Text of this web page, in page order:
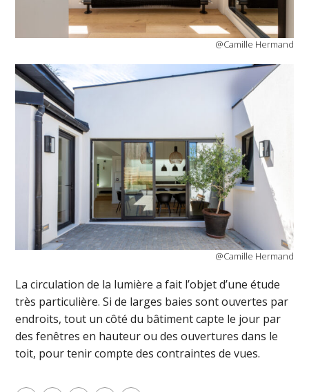
@Camille Hermand
@Camille Hermand
La circulation de la lumière a fait l’objet d’une étude
très particulière. Si de larges baies sont ouvertes par
endroits, tout un côté du bâtiment capte le jour par
des fenêtres en hauteur ou des ouvertures dans le
toit, pour tenir compte des contraintes de vues.